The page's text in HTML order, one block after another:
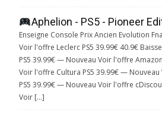
Aphelion - PS5 - Pioneer
Enseigne Console Prix Ancien Evolution
Voir l'offre Leclerc PS5 39.99€ 40.9€
PS5 39.99€ — Nouveau Voir l'offre
Voir l'offre Cultura PS5 39.99€ —
PS5 39.99€ — Nouveau Voir l'offre
Voir […]